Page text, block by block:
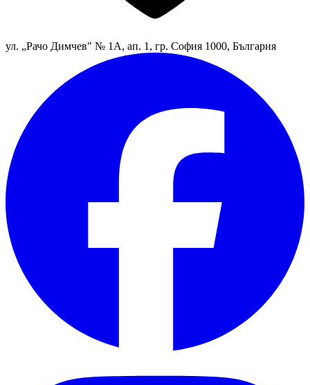
ул. „Рачо Димчев" № 1А, ап. 1, гр. София 1000, България